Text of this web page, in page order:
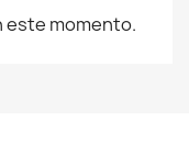
este momento.